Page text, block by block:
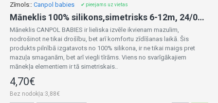
Zīmols:: Canpol babies ✔ pieejams uz vietas
Māneklis 100% silikons,simetrisks 6-12m, 24/002 white
Māneklis CANPOL BABIES ir lieliska izvēle ikvienam mazulim,
nodrošinot ne tikai drošību, bet arī komfortu zīdīšanas laikā. Šis
produkts pilnībā izgatavots no 100% silikona, ir ne tikai maigs pret
mazuļa smaganām, bet arī viegli tīrāms. Viens no svarīgākajiem
mānekļa elementiem ir tā simetriskais..
4,70€
Bez nodokļa:3,88€